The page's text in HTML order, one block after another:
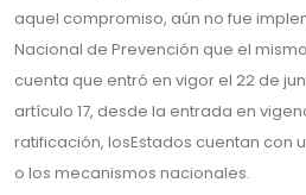
aquel compromiso, aún no fue
Nacional de Prevención que el
cuenta que entró en vigor el 22 de
artículo 17, desde la entrada en
ratificación, losEstados cuentan con
o los mecanismos nacionales.